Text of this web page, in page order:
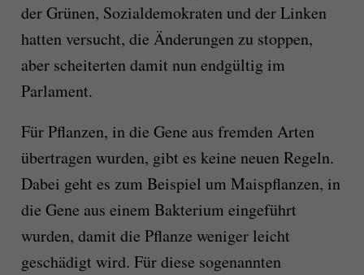
der Grünen, Sozialdemokraten und der Linken
hatten versucht, die Änderungen zu stoppen,
aber scheiterten damit nun endgültig im
Parlament.
Für Pflanzen, in die Gene aus fremden Arten
übertragen wurden, gibt es keine neuen Regeln.
Dabei geht es zum Beispiel um Maispflanzen, in
die Gene aus einem Bakterium eingeführt
wurden, damit die Pflanze weniger leicht
geschädigt wird. Für diese sogenannten